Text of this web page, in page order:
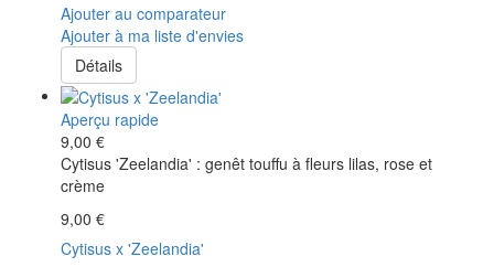
Ajouter au comparateur
Ajouter à ma liste d'envies
Détails
Aperçu rapide
9,00 €
Cytisus 'Zeelandia' : genêt touffu à fleurs lilas, rose et
crème
9,00 €
Cytisus x 'Zeelandia'